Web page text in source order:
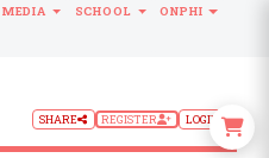
SHARE REGISTER LOGIN
MEDIA SCHOOL ONPHI